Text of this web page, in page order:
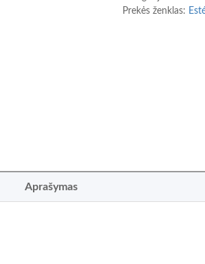
Prekės ženklas:
Aprašymas